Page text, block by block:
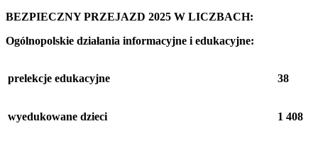
BEZPIECZNY PRZEJAZD 2025 W LICZBACH:
Ogólnopolskie działania informacyjne i edukacyjne:
prelekcje edukacyjne 38
wyedukowane dzieci 1 408